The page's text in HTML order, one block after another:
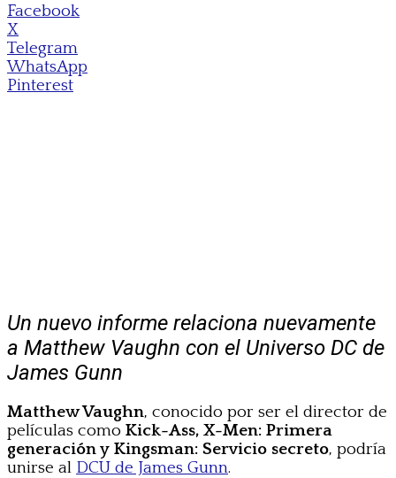
Facebook
X
Telegram
WhatsApp
Pinterest
Un nuevo informe relaciona nuevamente
a Matthew Vaughn con el Universo DC de
James Gunn
Matthew Vaughn, conocido por ser el director de
películas como Kick-Ass, X-Men: Primera
generación y Kingsman: Servicio secreto, podría
unirse al DCU de James Gunn.